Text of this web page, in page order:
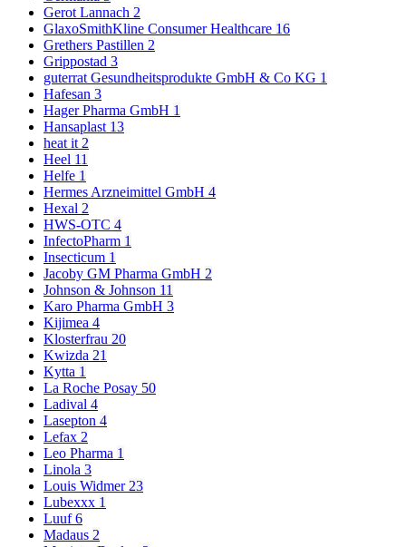
Gerot Lannach 2
GlaxoSmithKline Consumer Healthcare 16
Grethers Pastillen 2
Grippostad 3
guterrat Gesundheitsprodukte GmbH & Co KG 1
Hafesan 3
Hager Pharma GmbH 1
Hansaplast 13
heat it 2
Heel 11
Helfe 1
Hermes Arzneimittel GmbH 4
Hexal 2
HWS-OTC 4
InfectoPharm 1
Insecticum 1
Jacoby GM Pharma GmbH 2
Johnson & Johnson 11
Karo Pharma GmbH 3
Kijimea 4
Klosterfrau 20
Kwizda 21
Kytta 1
La Roche Posay 50
Ladival 4
Lasepton 4
Lefax 2
Leo Pharma 1
Linola 3
Louis Widmer 23
Lubexxx 1
Luuf6
Madaus 2